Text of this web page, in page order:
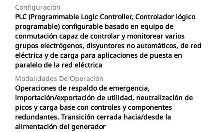
Configuración
PLC (Programmable Logic Controller, Controlador lógico
programable) configurable basado en equipo de
conmutación capaz de controlar y monitorear varios
grupos electrógenos, disyuntores no automáticos, de red
eléctrica y de carga para aplicaciones de puesta en
paralelo de la red eléctrica
Modalidades De Operación
Operaciones de respaldo de emergencia,
importación/exportación de utilidad, neutralización de
picos y carga base con controles y componentes
redundantes. Transición cerrada hacia/desde la
alimentación del generador